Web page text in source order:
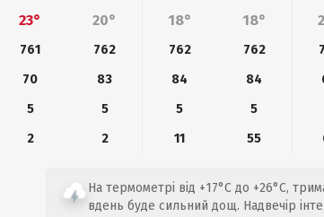
23°
20° 18° 18°
761 762 762 762
70
83 84 84
5
5 5 5
2
2 11 55
На термометрі від +17°C до +26°C,
вдень буде сильний дощ. Надвечір